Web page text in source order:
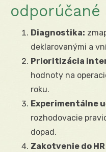
Diagnostika:
deklarovanými a
Prioritizácia
hodnoty na
roku.
Experimentálne
rozhodovacie
dopad.
Zakotvenie do